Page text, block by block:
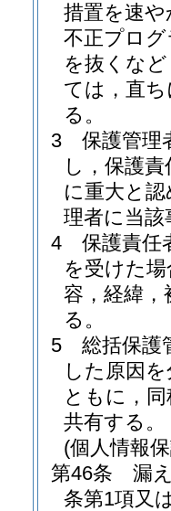
措置を速
不正プロ
を抜くな
ては，直
る。
3
保護管理
し，保護
に重大と
理者に当
4
保護責任
を受けた
容，経緯，
る。
5
総括保護
した原因
ともに，
共有する。
(個人情報
第46条
漏
条第1項又